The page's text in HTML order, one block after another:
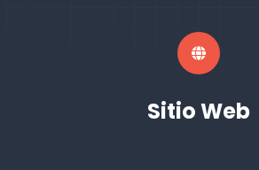
Sitio Web